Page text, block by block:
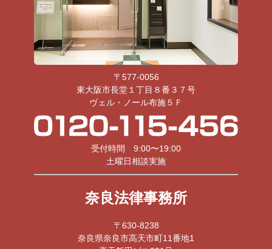
〒577-0056
東大阪市長堂１丁目８番３７号
ヴェル・ノール布施５Ｆ
受付時間 9:00〜19:00
土曜日相談実施
奈良法律事務所
〒630-8238
奈良県奈良市高天市町11番地1